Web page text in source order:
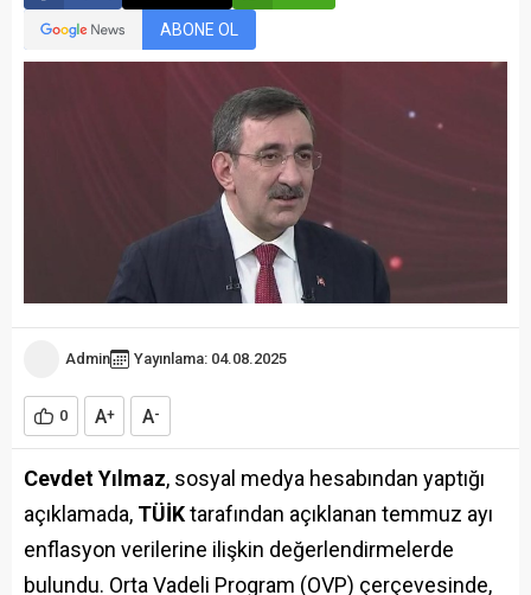
ABONE OL
Admin Yayınlama: 04.08.2025
0 A+ A-
Cevdet Yılmaz, sosyal medya hesabından yaptığı
açıklamada, TÜİKtarafından açıklanan temmuz ayı
enflasyon verilerine ilişkin değerlendirmelerde
bulundu. Orta Vadeli Program (OVP) çerçevesinde,